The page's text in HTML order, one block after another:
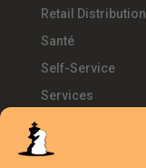
Retail Distribution
Santé
Self-Service
Services
Télétravail